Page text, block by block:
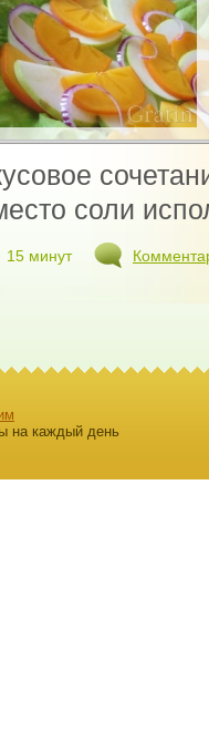
соли
15 минут
на каждый день